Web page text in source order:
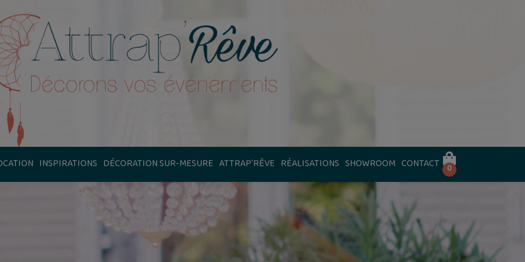
INSPIRATIONS DÉCORATION SUR-MESURE ATTRAP'RÊVE RÉALISATIONS SHOWROOM CONTACT 0